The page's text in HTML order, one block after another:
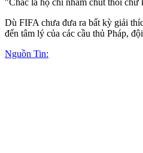
"Chắc là họ chỉ nhầm chút thôi
Dù FIFA chưa đưa ra bất kỳ giải
đến tâm lý của các cầu thủ Pháp,
Nguồn Tin: